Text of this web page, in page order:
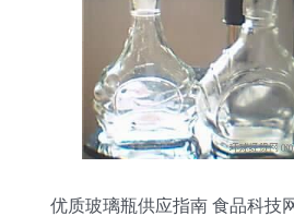
优质玻璃瓶供应指南 食品科技